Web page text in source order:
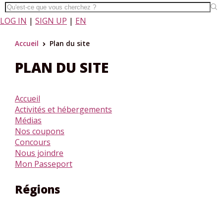
LOG IN | SIGN UP | EN
Accueil > Plan du site
PLAN DU SITE
Accueil
Activités et hébergements
Médias
Nos coupons
Concours
Nous joindre
Mon Passeport
Régions